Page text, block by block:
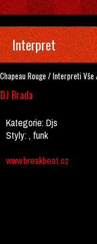
Interpret
Chapeau Rouge /InterpretiVše
DJ Brada
Kategorie:Djs
Styly:, funk
www.breakbeat.cz